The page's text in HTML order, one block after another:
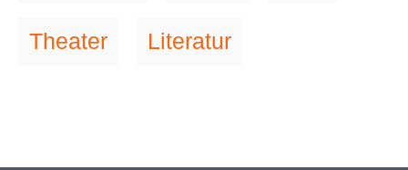
Theater Literatur